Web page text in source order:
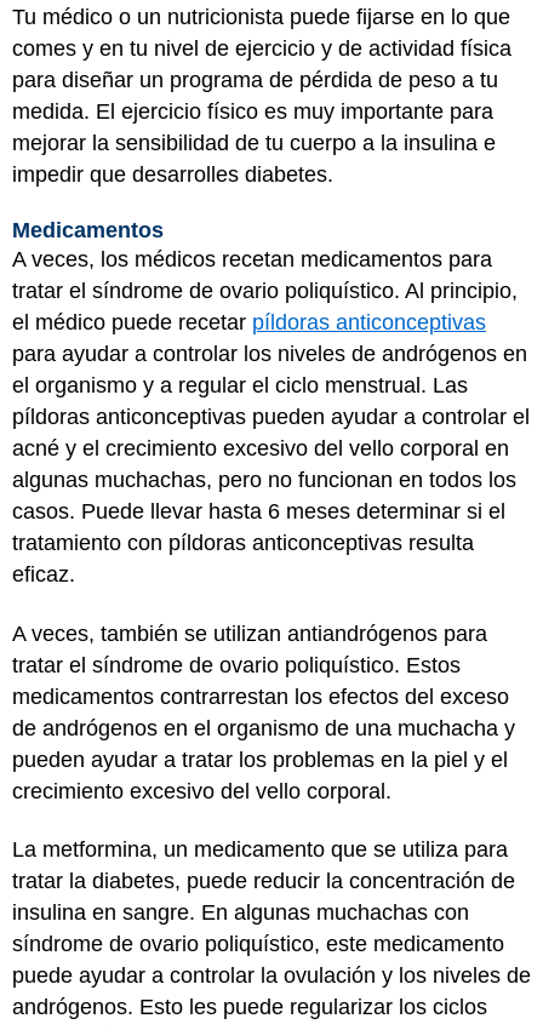
Tu médico o un nutricionista puede fijarse en lo que
comes y en tu nivel de ejercicio y de actividad física
para diseñar un programa de pérdida de peso a tu
medida. El ejercicio físico es muy importante para
mejorar la sensibilidad de tu cuerpo a la insulina e
impedir que desarrolles diabetes.
Medicamentos
A veces, los médicos recetan medicamentos para
tratar el síndrome de ovario poliquístico. Al principio,
el médico puede recetar píldoras anticonceptivas
para ayudar a controlar los niveles de andrógenos en
el organismo y a regular el ciclo menstrual. Las
píldoras anticonceptivas pueden ayudar a controlar el
acné y el crecimiento excesivo del vello corporal en
algunas muchachas, pero no funcionan en todos los
casos. Puede llevar hasta 6 meses determinar si el
tratamiento con píldoras anticonceptivas resulta
eficaz.
A veces, también se utilizan antiandrógenos para
tratar el síndrome de ovario poliquístico. Estos
medicamentos contrarrestan los efectos del exceso
de andrógenos en el organismo de una muchacha y
pueden ayudar a tratar los problemas en la piel y el
crecimiento excesivo del vello corporal.
La metformina, un medicamento que se utiliza para
tratar la diabetes, puede reducir la concentración de
insulina en sangre. En algunas muchachas con
síndrome de ovario poliquístico, este medicamento
puede ayudar a controlar la ovulación y los niveles de
andrógenos. Esto les puede regularizar los ciclos